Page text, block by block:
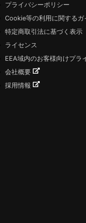
プライバシーポリシー
Cookie等の利用に関するガ
特定商取引法に基づく表示
ライセンス
EEA域内のお客様向けプラ
会社概要
採用情報